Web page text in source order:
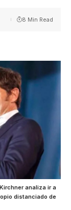
8 Min Read
analiza ir a
distanciado de